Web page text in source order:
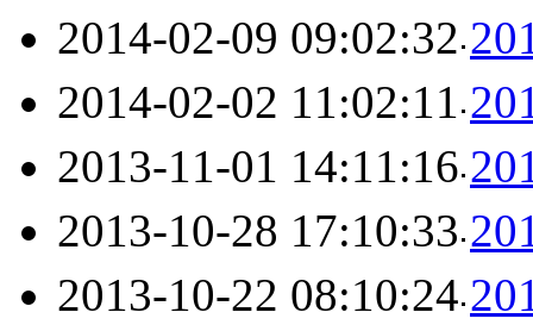
2014-02-09 09:02:32
2014-02-02 11:02:11
2013-11-01 14:11:16
2013-10-28 17:10:33
2013-10-22 08:10:24